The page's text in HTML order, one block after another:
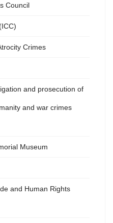
Council
Crimes
and prosecution of
and war crimes
Museum
and Human Rights